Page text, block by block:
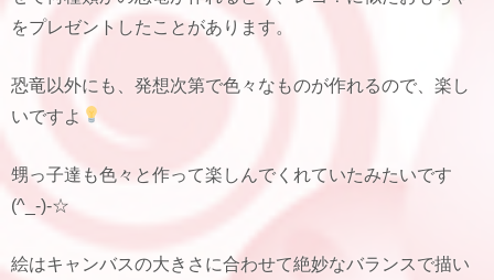
をプレゼントしたことがあります。
恐竜以外にも、発想次第で色々なものが作れるので、楽し
いですよ
甥っ子達も色々と作って楽しんでくれていたみたいです
(^_-)-☆
絵はキャンバスの大きさに合わせて絶妙なバランスで描い